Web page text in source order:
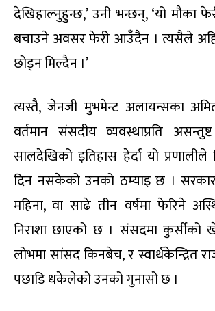
देखिहाल्नुहुन्छ,’ उनी भन्छन्, ‘यो
बचाउने अवसर फेरी आउँदैन । त्यसैले
छोड्न मिल्दैन ।’
त्यस्तै, जेनजी मुभमेन्ट अलायन्सका
वर्तमान संसदीय व्यवस्थाप्रति
सालदेखिको इतिहास हेर्दा यो प्रणालीले
दिन नसकेको उनको ठम्याइ छ ।
महिना, वा साढे तीन वर्षमा फेरिने
निराशा छाएको छ । संसदमा कुर्सीको
लोभमा सांसद किनबेच, र स्वार्थकेन्द्रित
पछाडि धकेलेको उनको गुनासो छ ।